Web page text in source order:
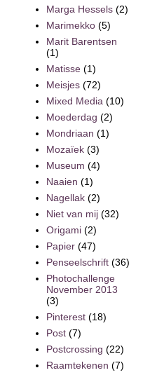
Marga Hessels (2)
Marimekko (5)
Marit Barentsen
(1)
Matisse (1)
Meisjes (72)
Mixed Media (10)
Moederdag (2)
Mondriaan (1)
Mozaïek (3)
Museum (4)
Naaien (1)
Nagellak (2)
Niet van mij (32)
Origami (2)
Papier (47)
Penseelschrift (36)
Photochallenge
November 2013
(3)
Pinterest (18)
Post (7)
Postcrossing (22)
Raamtekenen (7)